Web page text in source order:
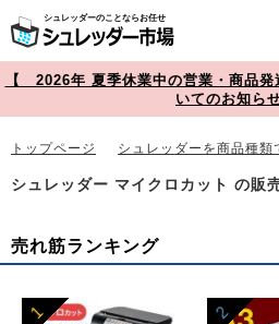
シュレッダーのことならお任せ
【 2026年 夏季休業中の営業・商品
いてのお知ら
トップページ シュレッダーを商品種類
シュレッダー マイクロカット の販
売れ筋ランキング
1 2